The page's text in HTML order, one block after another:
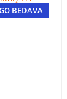
BEDAVA